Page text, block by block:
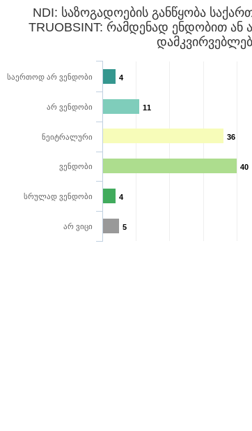
NDI: საზოგადოების განწყობა
TRUOBSINT: რამდენად ენდობით
4
11
36
40
4
5
საერთოდ არ ვენდობი
არ ვენდობი
ნეიტრალური
ვენდობი
სრულად ვენდობი
არ ვიცი